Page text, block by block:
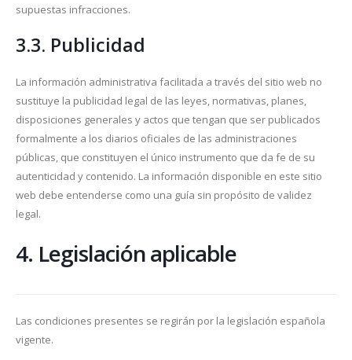
supuestas infracciones.
3.3. Publicidad
La información administrativa facilitada a través del sitio web no
sustituye la publicidad legal de las leyes, normativas, planes,
disposiciones generales y actos que tengan que ser publicados
formalmente a los diarios oficiales de las administraciones
públicas, que constituyen el único instrumento que da fe de su
autenticidad y contenido. La información disponible en este sitio
web debe entenderse como una guía sin propósito de validez
legal.
4. Legislación aplicable
Las condiciones presentes se regirán por la legislación española
vigente.